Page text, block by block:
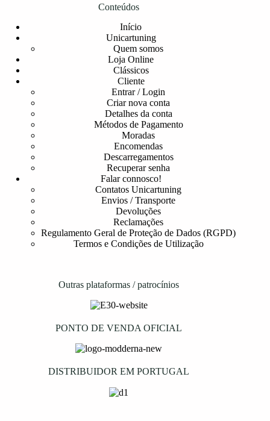
Conteúdos
Início
Unicartuning
Quem somos
Loja Online
Clássicos
Cliente
Entrar / Login
Criar nova conta
Detalhes da conta
Métodos de Pagamento
Moradas
Encomendas
Descarregamentos
Recuperar senha
Falar connosco!
Contatos Unicartuning
Envios / Transporte
Devoluções
Reclamações
Regulamento Geral de Proteção de Dados (RGPD)
Termos e Condições de Utilização
Outras plataformas / patrocínios
PONTO DE VENDA OFICIAL
DISTRIBUIDOR EM PORTUGAL